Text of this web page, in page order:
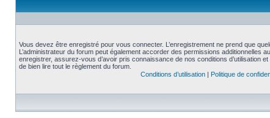
Vous devez être enregistré pour vous connecter. L’enregistrement ne prend que
L’administrateur du forum peut également accorder des permissions additionnelles
enregistrer, assurez-vous d’avoir pris connaissance de nos conditions d’utilisation
de bien lire tout le règlement du forum.
Conditions d’utilisation| Politique de